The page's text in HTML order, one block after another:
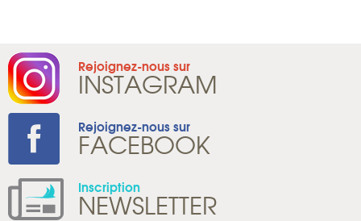
Rejoignez-nous sur
INSTAGRAM
Rejoignez-nous sur
FACEBOOK
Inscription
NEWSLETTER